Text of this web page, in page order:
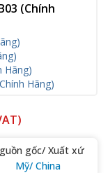
(Chính
Hãng)
Hãng)
gốc/ Xuất xứ
Mỹ/ China